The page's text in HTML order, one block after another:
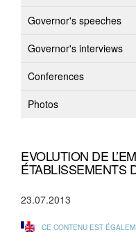
Governor's speeches
Governor's interviews
Conferences
Photos
EVOLUTION DE
ÉTABLISSEMENTS
23.07.2013
CE CONTENU EST